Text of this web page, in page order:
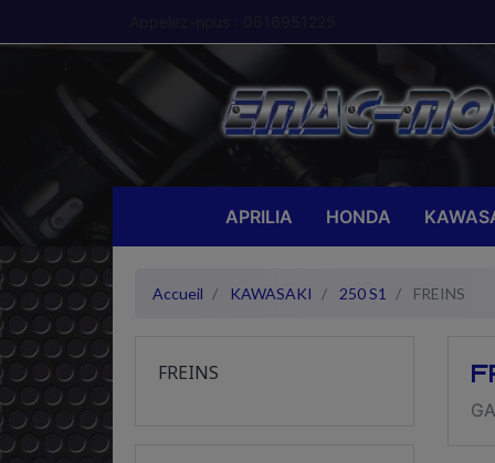
APRILIA HONDA
Accueil KAWASAKI 250 S1 FREINS
FREINS